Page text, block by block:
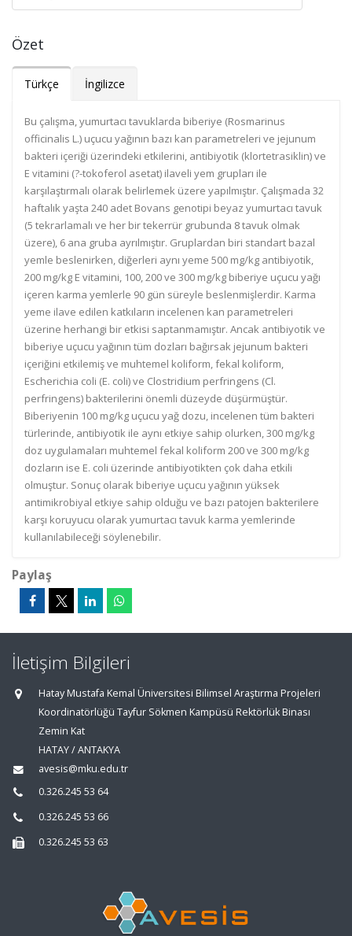
Özet
Türkçe İngilizce
Bu çalışma, yumurtacı tavuklarda biberiye (Rosmarinus
officinalis L.) uçucu yağının bazı kan parametreleri ve jejunum
bakteri içeriği üzerindeki etkilerini, antibiyotik (klortetrasiklin) ve
E vitamini (?-tokoferol asetat) ilaveli yem grupları ile
karşılaştırmalı olarak belirlemek üzere yapılmıştır. Çalışmada 32
haftalık yaşta 240 adet Bovans genotipi beyaz yumurtacı tavuk
(5 tekrarlamalı ve her bir tekerrür grubunda 8 tavuk olmak
üzere), 6 ana gruba ayrılmıştır. Gruplardan biri standart bazal
yemle beslenirken, diğerleri aynı yeme 500 mg/kg antibiyotik,
200 mg/kg E vitamini, 100, 200 ve 300 mg/kg biberiye uçucu yağı
içeren karma yemlerle 90 gün süreyle beslenmişlerdir. Karma
yeme ilave edilen katkıların incelenen kan parametreleri
üzerine herhangi bir etkisi saptanmamıştır. Ancak antibiyotik ve
biberiye uçucu yağının tüm dozları bağırsak jejunum bakteri
içeriğini etkilemiş ve muhtemel koliform, fekal koliform,
Escherichia coli (E. coli) ve Clostridium perfringens (Cl.
perfringens) bakterilerini önemli düzeyde düşürmüştür.
Biberiyenin 100 mg/kg uçucu yağ dozu, incelenen tüm bakteri
türlerinde, antibiyotik ile aynı etkiye sahip olurken, 300 mg/kg
doz uygulamaları muhtemel fekal koliform 200 ve 300 mg/kg
dozların ise E. coli üzerinde antibiyotikten çok daha etkili
olmuştur. Sonuç olarak biberiye uçucu yağının yüksek
antimikrobiyal etkiye sahip olduğu ve bazı patojen bakterilere
karşı koruyucu olarak yumurtacı tavuk karma yemlerinde
kullanılabileceği söylenebilir.
Paylaş
İletişim Bilgileri
Hatay Mustafa Kemal Üniversitesi Bilimsel Araştırma Projeleri
Koordinatörlüğü Tayfur Sökmen Kampüsü Rektörlük Binası
Zemin Kat
HATAY / ANTAKYA
avesis@mku.edu.tr
0.326.245 53 64
0.326.245 53 66
0.326.245 53 63